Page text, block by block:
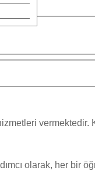
vermektedir.
olarak, her bir